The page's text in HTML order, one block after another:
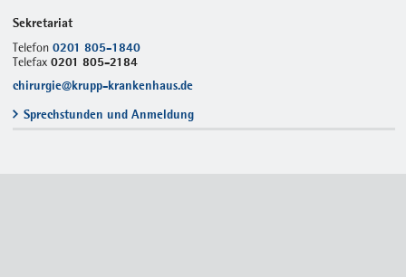
Sekretariat
Telefon0201 805-1840
Telefax0201 805-2184
chirurgie@krupp-krankenhaus.de
Sprechstunden und Anmeldung